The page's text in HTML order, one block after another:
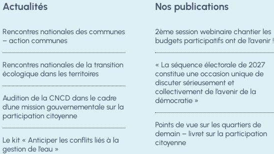
Actualités
Rencontres nationales des communes
– action communes
Rencontres nationales de la transition
écologique dans les territoires
Audition de la CNCD dans le cadre
d’une mission gouvernementale sur la
participation citoyenne
Le kit « Anticiper les conflits liés à la
gestion de l’eau »
Nos publications
2ème session webinaire chantier les
budgets participatifs ont de l’avenir !
« La séquence électorale de 2027
constitue une occasion unique de
discuter sérieusement et
collectivement de l’avenir de la
démocratie »
Points de vue sur les quartiers de
demain – livret sur la participation
citoyenne